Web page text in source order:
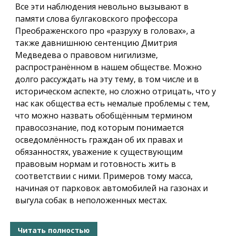
Все эти наблюдения невольно вызывают в
памяти слова булгаковского профессора
Преображенского про «разруху в головах», а
также давнишнюю сентенцию Дмитрия
Медведева о правовом нигилизме,
распространённом в нашем обществе. Можно
долго рассуждать на эту тему, в том числе и в
историческом аспекте, но сложно отрицать, что у
нас как общества есть немалые проблемы с тем,
что можно назвать обобщённым термином
правосознание, под которым понимается
осведомлённость граждан об их правах и
обязанностях, уважение к существующим
правовым нормам и готовность жить в
соответствии с ними. Примеров тому масса,
начиная от парковок автомобилей на газонах и
выгула собак в неположенных местах.
Читать полностью